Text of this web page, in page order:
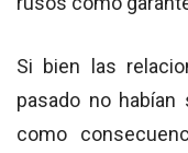
Si bien las
pasado no
como